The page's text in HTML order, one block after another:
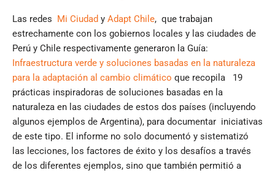
Las redes Mi Ciudad y Adapt Chile, que trabajan
estrechamente con los gobiernos locales y las ciudades de
Perú y Chile respectivamente generaron la Guía:
Infraestructura verde y soluciones basadas en la naturaleza
para la adaptación al cambio climático que recopila 19
prácticas inspiradoras de soluciones basadas en la
naturaleza en las ciudades de estos dos países (incluyendo
algunos ejemplos de Argentina), para documentar iniciativas
de este tipo. El informe no solo documentó y sistematizó
las lecciones, los factores de éxito y los desafíos a través
de los diferentes ejemplos, sino que también permitió a